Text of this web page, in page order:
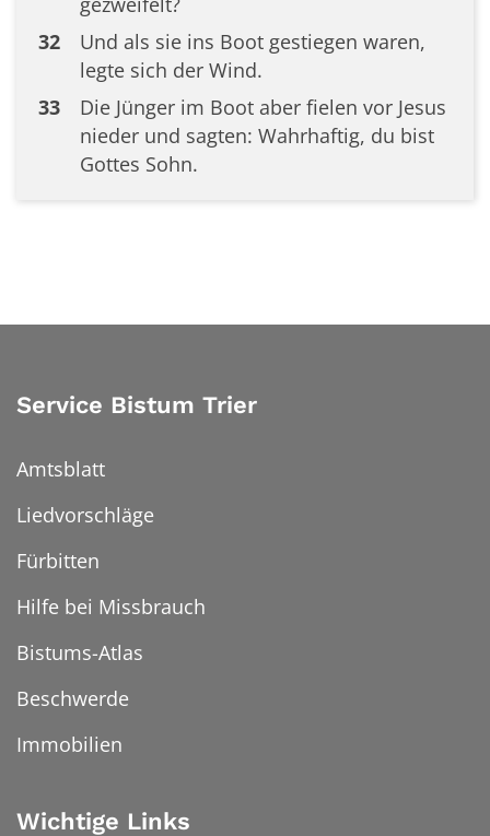
32
Und als sie ins Boot gestiegen waren,
legte sich der Wind.
33
Die Jünger im Boot aber fielen vor Jesus
nieder und sagten: Wahrhaftig, du bist
Gottes Sohn.
Service Bistum Trier
Amtsblatt
Liedvorschläge
Fürbitten
Hilfe bei Missbrauch
Bistums-Atlas
Beschwerde
Immobilien
Wichtige Links